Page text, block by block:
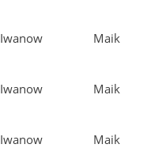
Iwanow Maik
Iwanow Maik
Iwanow Maik